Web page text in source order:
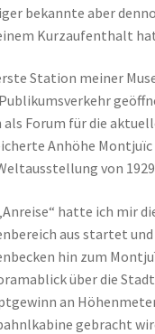
bekannte aber
Kurzaufenthalt
Station meiner
als Forum für die
Anhöhe Montjuïc
von
hatte ich mir
aus startet
hin zum
über die
an
gebracht